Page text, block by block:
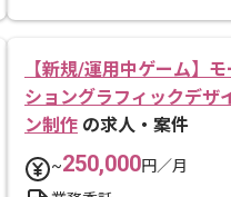
【新規/運用中ゲーム】モ
ショングラフィックデザ
ン制作 の求人・案件
~250,000円／月